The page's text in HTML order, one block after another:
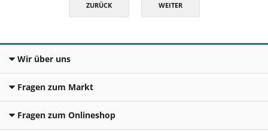
ZURÜCK WEITER
Wir über uns
Fragen zum Markt
Fragen zum Onlineshop